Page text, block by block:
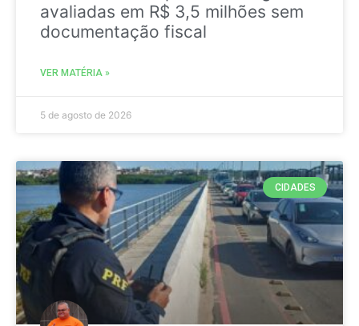
avaliadas em R$ 3,5 milhões sem
documentação fiscal
VER MATÉRIA »
5 de agosto de 2026
CIDADES